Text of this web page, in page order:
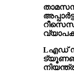
Lഎഡ്